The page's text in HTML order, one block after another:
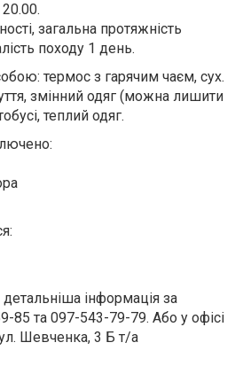
загальна протяжність
походу 1 день.
термос з гарячим чаєм, сух.
змінний одяг (можна лишити
теплий одяг.
інформація за
85 та 097-543-79-79. Або у офісі
Шевченка, 3 Б т/а